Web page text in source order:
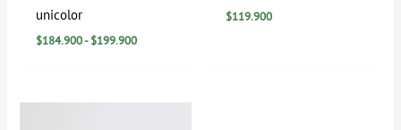
unicolor
$184.900- $199.900
$119.900